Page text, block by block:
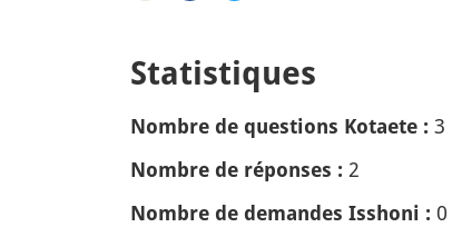
Statistiques
Nombre de questions Kotaete : 3
Nombre de réponses : 2
Nombre de demandes Isshoni : 0